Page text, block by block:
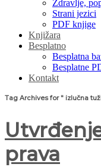
Zdravlje,
Strani jezici
PDF knjige
Knjižara
Besplatno
Besplatna
Besplatne
Kontakt
Tag Archives for " izlučna
prava